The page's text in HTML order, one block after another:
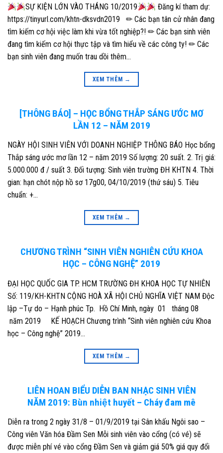
SỰ KIỆN LỚN VÀO THÁNG 10/2019
Đăng kí tham dự:
https://tinyurl.com/khtn-dksvdn2019 ✏ Các bạn tân cử nhân đang
tìm kiếm cơ hội việc làm khi vừa tốt nghiệp?! ✏ Các bạn sinh viên
đang tìm kiếm cơ hội thực tập và tìm hiểu về các công ty! ✏ Các
bạn sinh viên đang muốn trau dồi thêm…
XEM THÊM →
[THÔNG BÁO] – HỌC BỔNG THẮP SÁNG ƯỚC MƠ
LẦN 12 – NĂM 2019
NGÀY HỘI SINH VIÊN VỚI DOANH NGHIỆP THÔNG BÁO Học bổng
Thắp sáng ước mơ lần 12 – năm 2019 Số lượng: 20 suất. 2. Trị giá:
5.000.000 đ / suất 3. Đối tượng: Sinh viên trường ĐH KHTN 4. Thời
gian: hạn chót nộp hồ sơ 17g00, 04/10/2019 (thứ sáu) 5. Tiêu
chuẩn: +…
XEM THÊM →
CHƯƠNG TRÌNH “SINH VIÊN NGHIÊN CỨU KHOA
HỌC – CÔNG NGHỆ” 2019
ĐẠI HỌC QUỐC GIA TP. HCM TRƯỜNG ĐH KHOA HỌC TỰ NHIÊN
Số: 119/KH-KHTN CỘNG HOÀ XÃ HỘI CHỦ NGHĨA VIỆT NAM Độc
lập –Tự do – Hạnh phúc Tp. Hồ Chí Minh, ngày 01 tháng 08
năm 2019 KẾ HOẠCH Chương trình “Sinh viên nghiên cứu Khoa
học – Công nghệ” 2019…
XEM THÊM →
LIÊN HOAN BIỂU DIỄN BAN NHẠC SINH VIÊN
NĂM 2019: Bùn nhiệt huyết – Cháy đam mê
Diễn ra trong 2 ngày 31/8 – 01/9/2019 tại Sân khấu Ngôi sao –
Công viên Văn hóa Đầm Sen Mỗi sinh viên vào cổng (có vé) sẽ
được miễn phí vé vào cổng Đầm Sen và giảm giá 50% giá quy đổi